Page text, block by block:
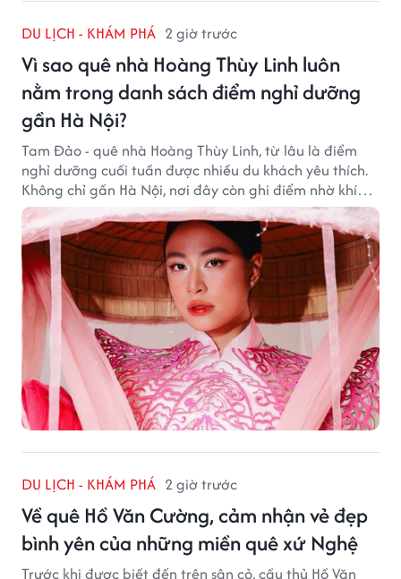
DU LỊCH - KHÁM PHÁ 2 giờ trước
Vì sao quê nhà Hoàng Thùy Linh luôn
nằm trong danh sách điểm nghỉ dưỡng
gần Hà Nội?
Tam Đảo - quê nhà Hoàng Thùy Linh, từ lâu là điểm
nghỉ dưỡng cuối tuần được nhiều du khách yêu thích.
Không chỉ gần Hà Nội, nơi đây còn ghi điểm nhờ khí
hậu mát mẻ, cảnh sắc thơ mộng và không gian yên
bình giữa núi rừng.
DU LỊCH - KHÁM PHÁ 2 giờ trước
Về quê Hồ Văn Cường, cảm nhận vẻ đẹp
bình yên của những miền quê xứ Nghệ
Trước khi được biết đến trên sân cỏ, cầu thủ Hồ Văn